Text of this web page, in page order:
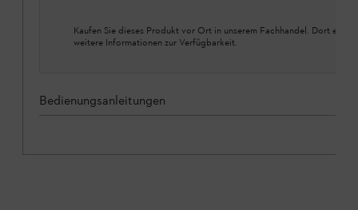
Kaufen Sie dieses Produkt vor Ort in unserem Fachhandel. Dort
weitere Informationen zur Verfügbarkeit.
Bedienungsanleitungen